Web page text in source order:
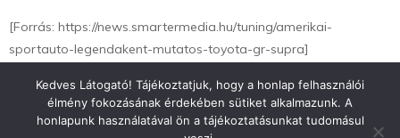
[Forrás: https://news.smartermedia.hu/tuning/amerikai-
sportauto-legendakent-mutatos-toyota-gr-supra]
Kedves Látogató! Tájékoztatjuk, hogy a honlap felhasználói
élmény fokozásának érdekében sütiket alkalmazunk. A
honlapunk használatával ön a tájékoztatásunkat tudomásul